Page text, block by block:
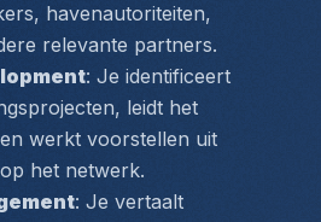
havenautoriteiten,
relevante partners.
, leidt het
werkt voorstellen uit
het netwerk.
: Je vertaalt